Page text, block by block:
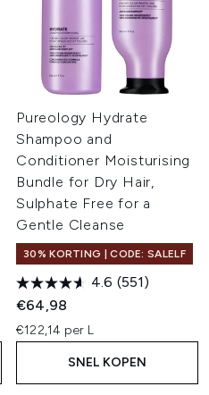
Pureology Hydrate
Shampoo and
Conditioner Moisturising
Bundle for Dry Hair,
Sulphate Free for a
Gentle Cleanse
30% KORTING | CODE: SALELF
4.6 (551)
€64,98
€122,14 per L
SNEL KOPEN